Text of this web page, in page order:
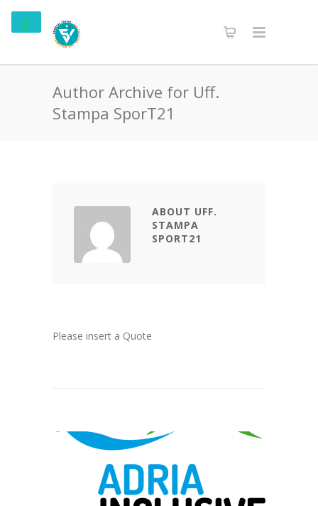
Author Archive for Uff.
Stampa SporT21
ABOUT UFF.
STAMPA
SPORT21
Please insert a Quote